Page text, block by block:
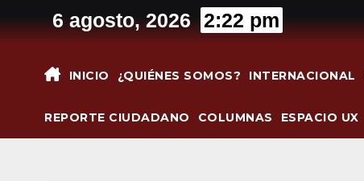
al
6 agosto, 2026 2:22 pm
INICIO ¿QUIÉNES SOMOS? INTERNACIONAL
REPORTE CIUDADANO COLUMNAS ESPACIO UX